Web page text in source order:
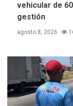
vehicular de
gestión
agosto 8, 2026